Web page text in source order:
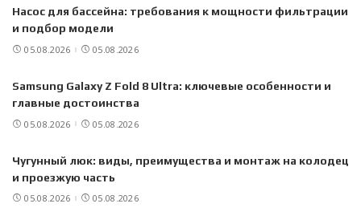
Насос для бассейна: требования к мощности фильтрации
и подбор модели
05.08.2026 05.08.2026
Samsung Galaxy Z Fold 8 Ultra: ключевые особенности и
главные достоинства
05.08.2026 05.08.2026
Чугунный люк: виды, преимущества и монтаж на колодец
и проезжую часть
05.08.2026 05.08.2026